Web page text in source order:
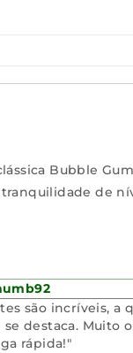
Bubble
de
são incríveis, a
destaca. Muito
rápida!"